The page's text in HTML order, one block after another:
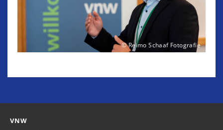
© Reimo Schaaf Fotografie
VNW